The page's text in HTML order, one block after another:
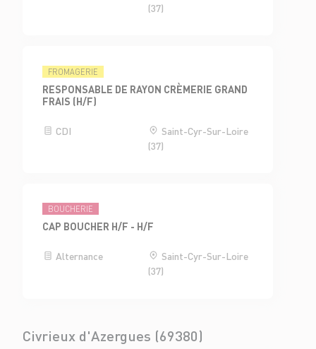
(37)
FROMAGERIE
RESPONSABLE DE RAYON CRÈMERIE GRAND
FRAIS (H/F)
CDI
Saint-Cyr-Sur-Loire
(37)
BOUCHERIE
CAP BOUCHER H/F - H/F
Alternance
Saint-Cyr-Sur-Loire
(37)
Civrieux d'Azergues (69380)